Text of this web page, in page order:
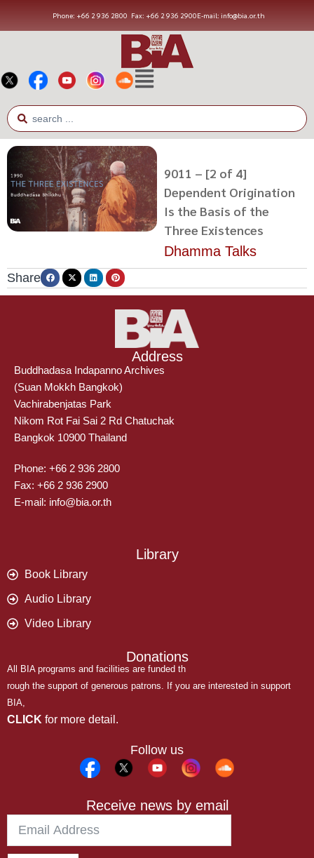
Phone: +66 2 936 2800 Fax: +66 2 936 2900E-mail: info@bia.or.th
9011 – [2 of 4]
Dependent Origination
Is the Basis of the
Three Existences
Dhamma Talks
Share
Address
Buddhadasa Indapanno Archives
(Suan Mokkh Bangkok)
Vachirabenjatas Park
Nikom Rot Fai Sai 2 Rd Chatuchak
Bangkok 10900 Thailand
Phone: +66 2 936 2800
Fax: +66 2 936 2900
E-mail: info@bia.or.th
Library
Book Library
Audio Library
Video Library
Donations
All BIA programs and facilities are funded th
rough the support of generous patrons. If you are interested in support
BIA,
CLICK for more detail.
Follow us
Receive news by email